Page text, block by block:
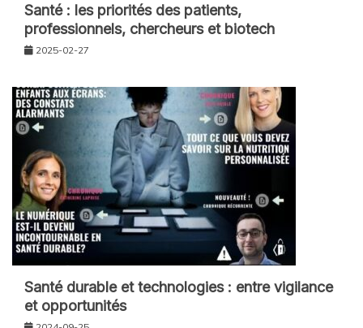
Santé : les priorités des patients,
professionnels, chercheurs et biotech
2025-02-27
Santé durable et technologies : entre vigilance
et opportunités